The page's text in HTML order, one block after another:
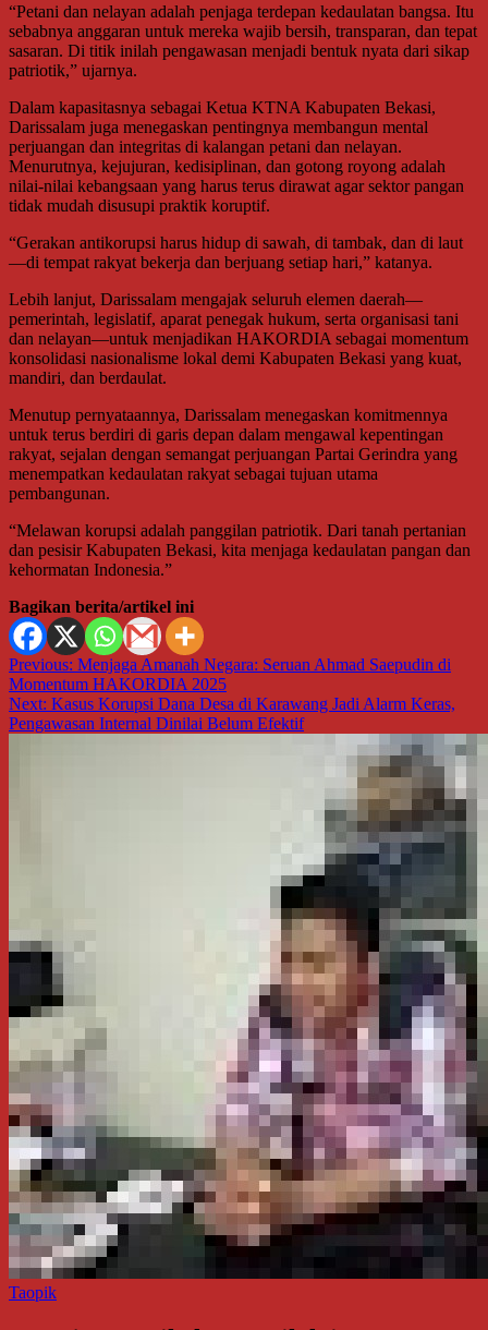
“Petani dan nelayan adalah penjaga terdepan kedaulatan bangsa. Itu
sebabnya anggaran untuk mereka wajib bersih, transparan, dan tepat
sasaran. Di titik inilah pengawasan menjadi bentuk nyata dari sikap
patriotik,” ujarnya.
Dalam kapasitasnya sebagai Ketua KTNA Kabupaten Bekasi,
Darissalam juga menegaskan pentingnya membangun mental
perjuangan dan integritas di kalangan petani dan nelayan.
Menurutnya, kejujuran, kedisiplinan, dan gotong royong adalah
nilai-nilai kebangsaan yang harus terus dirawat agar sektor pangan
tidak mudah disusupi praktik koruptif.
“Gerakan antikorupsi harus hidup di sawah, di tambak, dan di laut
—di tempat rakyat bekerja dan berjuang setiap hari,” katanya.
Lebih lanjut, Darissalam mengajak seluruh elemen daerah—
pemerintah, legislatif, aparat penegak hukum, serta organisasi tani
dan nelayan—untuk menjadikan HAKORDIA sebagai momentum
konsolidasi nasionalisme lokal demi Kabupaten Bekasi yang kuat,
mandiri, dan berdaulat.
Menutup pernyataannya, Darissalam menegaskan komitmennya
untuk terus berdiri di garis depan dalam mengawal kepentingan
rakyat, sejalan dengan semangat perjuangan Partai Gerindra yang
menempatkan kedaulatan rakyat sebagai tujuan utama
pembangunan.
“Melawan korupsi adalah panggilan patriotik. Dari tanah pertanian
dan pesisir Kabupaten Bekasi, kita menjaga kedaulatan pangan dan
kehormatan Indonesia.”
Bagikan berita/artikel ini
Navigasi
pos
Previous: Menjaga Amanah Negara: Seruan Ahmad Saepudin di
Momentum HAKORDIA 2025
Next: Kasus Korupsi Dana Desa di Karawang Jadi Alarm Keras,
Pengawasan Internal Dinilai Belum Efektif
Taopik